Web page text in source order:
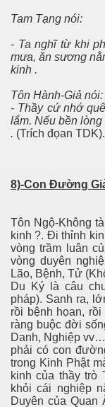
Tam Tạng nói:
- Ta nghĩ từ khi
mưa, ăn sương
kinh .
Tôn Hành-Giả nói:
- Thầy cứ nhớ
lắm. Nếu bền
. (Trích đọan TDK).
8)-Con Đường
Tôn Ngộ-Không
kinh ?. Đi thỉnh
vòng trầm luân
vòng duyên
Lão, Bệnh, Tử
Du Ký là câu
pháp). Sanh ra,
rồi bệnh họan,
ràng buộc đời
Danh, Nghiệp
phải có con
trong Kinh Phật
kinh của thầy trò
khỏi cái nghiệp
Duyên của Quan
. .